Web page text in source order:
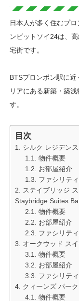
日本人が多く住むプ
ンビットソイ24は、
宅街です。
BTSプロンポン駅に
リアにある新築・築
す。
目次
シルク レジデン
物件概要
お部屋紹介
ファシリテ
ステイブリッジ
Staybridge Suites
物件概要
お部屋紹介
ファシリテ
オークウッド ス
物件概要
お部屋紹介
ファシリテ
クィーンズ パー
物件概要